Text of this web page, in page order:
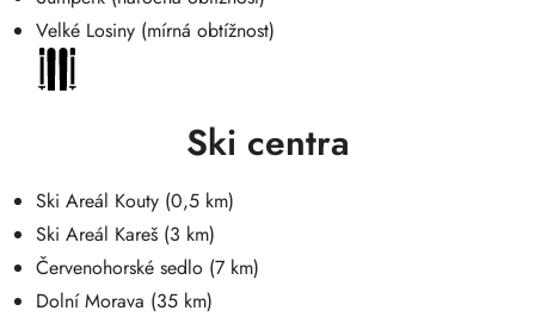
Velké Losiny (mírná obtížnost)
Ski centra
Ski Areál Kouty (0,5 km)
Ski Areál Kareš (3 km)
Červenohorské sedlo (7 km)
Dolní Morava (35 km)